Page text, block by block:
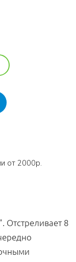
от 2000р.
Отстреливает 8